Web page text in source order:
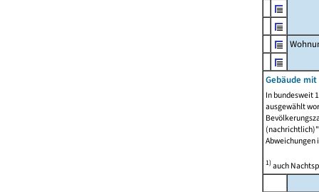
Gebäude
In bundesweit
ausgewählt
Abweichungen
1)auch